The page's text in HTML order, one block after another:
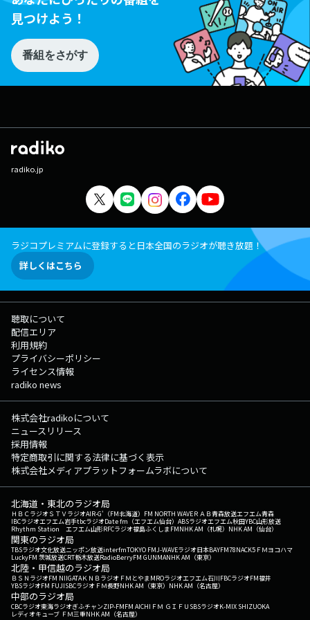
見つけよう！
番組をさがす
radiko.jp
ラジコプレミアムに登録すると日本全国のラジオが聴き放題！
詳しくはこちら
聴取について
配信エリア
利用規約
プライバシーポリシー
ライセンス情報
radiko news
株式会社radikoについて
ニュースリリース
採用情報
特定商取引に関する法律に基づく表示
株式会社メディアプラットフォームラボについて
北海道・東北のラジオ局
ＨＢＣラジオＳＴＶラジオAIR-G'（FM北海道） FM NORTH WAVEＲＡＢ青森放送エフエム青森
IBCラジオエフエム岩手tbcラジオDate fm（エフエム仙台） ABSラジオエフエム秋田YBC山形放送
Rhythm Station エフエム山形RFCラジオ福島ふくしまFMNHK AM（札幌） NHK AM（仙台）
関東のラジオ局
TBSラジオ文化放送ニッポン放送interfmTOKYO FMJ-WAVEラジオ日本BAYFM78NACK5 ＦＭヨコハマ
LuckyFM 茨城放送CRT栃木放送RadioBerryFM GUNMANHK AM（東京）
北陸・甲信越のラジオ局
ＢＳＮラジオFM NIIGATAＫＮＢラジオ ＦＭとやまMROラジオエフエム石川FBCラジオFM福井
YBSラジオFM FUJISBCラジオ ＦＭ長野NHK AM（東京） NHK AM（名古屋）
中部のラジオ局
CBCラジオ東海ラジオぎふチャンZIP-FMFM AICHI ＦＭ ＧＩＦＵ SBSラジオK-MIX SHIZUOKA
レディオキューブ ＦＭ三重NHK AM（名古屋）